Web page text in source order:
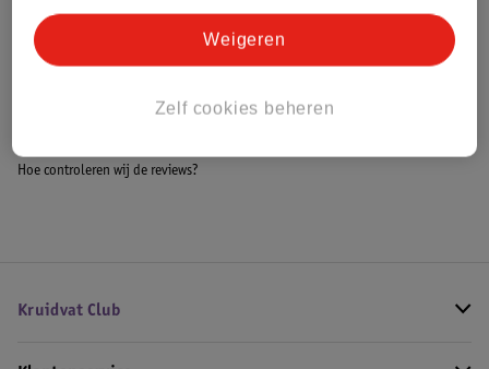
Bekijk ook
Maybelline Alle Foundation
Hoe controleren wij de reviews?
Kruidvat Club
Zelf cookies beheren
Weigeren